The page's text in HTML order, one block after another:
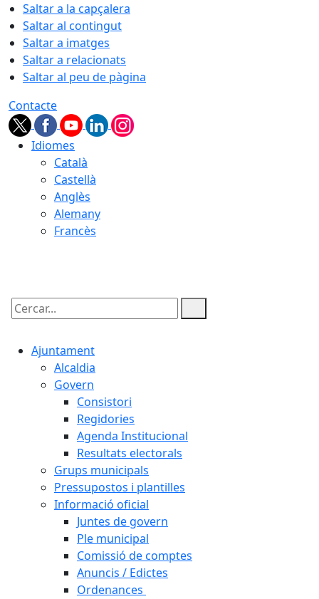
Saltar a la capçalera
Saltar al contingut
Saltar a imatges
Saltar a relacionats
Saltar al peu de pàgina
Contacte
Idiomes
Català
Castellà
Anglès
Alemany
Francès
Cercar:
Ajuntament
Alcaldia
Govern
Consistori
Regidories
Agenda Institucional
Resultats electorals
Grups municipals
Pressupostos i plantilles
Informació oficial
Juntes de govern
Ple municipal
Comissió de comptes
Anuncis / Edictes
Ordenances